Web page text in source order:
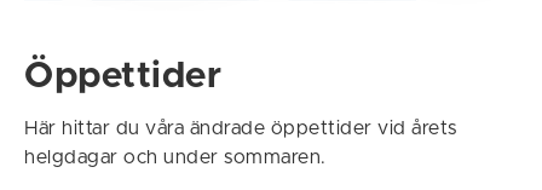
Öppettider
Här hittar du våra ändrade öppettider vid årets
helgdagar och under sommaren.